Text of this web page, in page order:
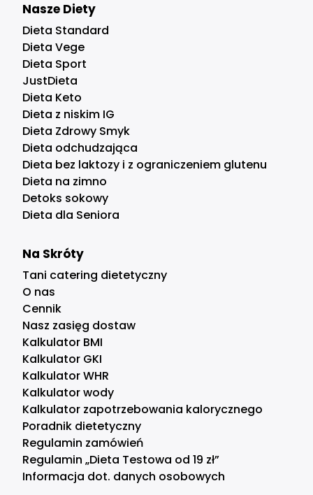
Nasze Diety
Dieta Standard
Dieta Vege
Dieta Sport
JustDieta
Dieta Keto
Dieta z niskim IG
Dieta Zdrowy Smyk
Dieta odchudzająca
Dieta bez laktozy i z ograniczeniem glutenu
Dieta na zimno
Detoks sokowy
Dieta dla Seniora
Na Skróty
Tani catering dietetyczny
O nas
Cennik
Nasz zasięg dostaw
Kalkulator BMI
Kalkulator GKI
Kalkulator WHR
Kalkulator wody
Kalkulator zapotrzebowania kalorycznego
Poradnik dietetyczny
Regulamin zamówień
Regulamin „Dieta Testowa od 19 zł”
Informacja dot. danych osobowych